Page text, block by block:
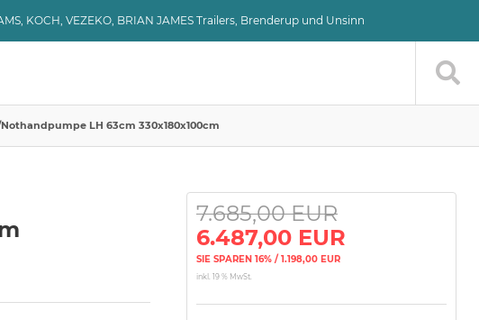
KOCH, VEZEKO, BRIAN JAMES Trailers, Brenderup und Unsinn
LH 63cm 330x180x100cm
7.685,00 EUR
6.487,00 EUR
SIE SPAREN 16% / 1.198,00 EUR
inkl. 19 % MwSt.